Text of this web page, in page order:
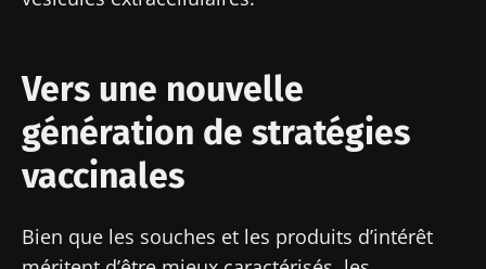
Vers une nouvelle
génération de stratégies
vaccinales
Bien que les souches et les produits d’intérêt
Redirection
Vous êtes sur le point d'être redirigé et de
quitter notre site web
professionnels de santé et des chercheurs et
recevez le "Microbiota Digest" et le "HCP
Magazine" pour rester au courant des
dernières actualités sur le microbiote.
Je souhaite m'inscrire afin de recevoir
d'autres actualités de Biocodex
protection des données du Biocodex
Microbiota Institute